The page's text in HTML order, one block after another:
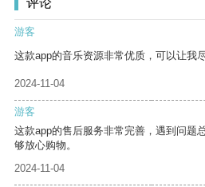
评论
游客
这款app的音乐资源非常优质，可以让我
2024-11-04
游客
这款app的售后服务非常完善，遇到问题
够放心购物。
2024-11-04